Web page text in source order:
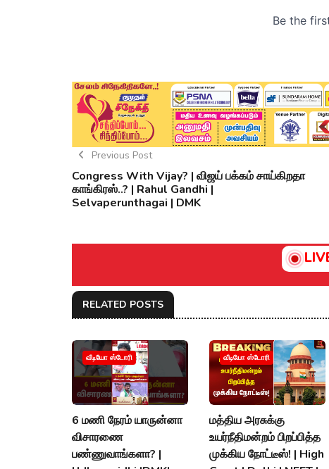
Previous Post
Congress With Vijay? | விஜய் பக்கம் சாய்கிறதா
காங்கிரஸ்..? | Rahul Gandhi |
Selvaperunthagai | DMK
RELATED POSTS
வீடியோ ஸ்டோரி
6 மணி நேரம் யாருன்னா
விசாரணை
பண்ணுவாங்களா? |
வீடியோ ஸ்டோரி
மத்திய அரசுக்கு
உயர்நீதிமன்றம் பிறப்பித்த
முக்கிய நோட்டீஸ்! | High